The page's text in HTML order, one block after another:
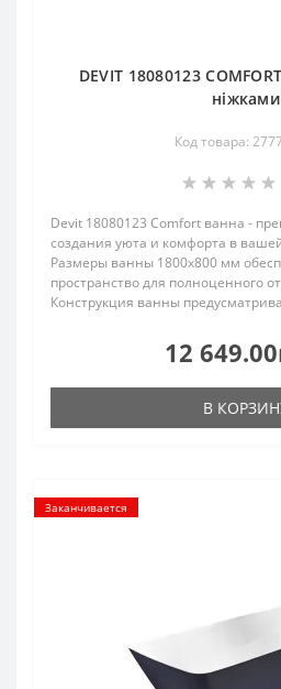
DEVIT 18080123
ніжками
Код товара:
Devit 18080123 Comfort ванна -
создания уюта и комфорта в
Размеры ванны 1800х800 мм
пространство для полноценного
Конструкция ванны
12
В
Заканчивается